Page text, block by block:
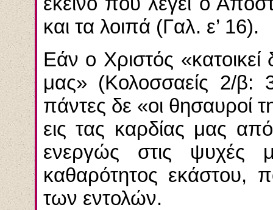
και τα λοιπά (Γαλ. ε’ 16).
Εάν ο Χριστός «κατοικεί
μας» (Κολοσσαείς 2/β:
πάντες δε «οι θησαυροί
εις τας καρδίας μας
ενεργώς στις ψυχές
καθαρότητος εκάστου,
των εντολών.